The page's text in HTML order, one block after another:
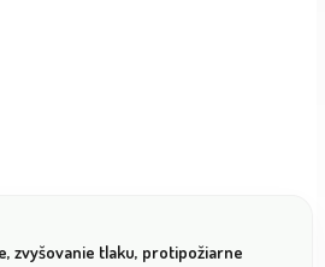
zvyšovanie tlaku, protipožiarne